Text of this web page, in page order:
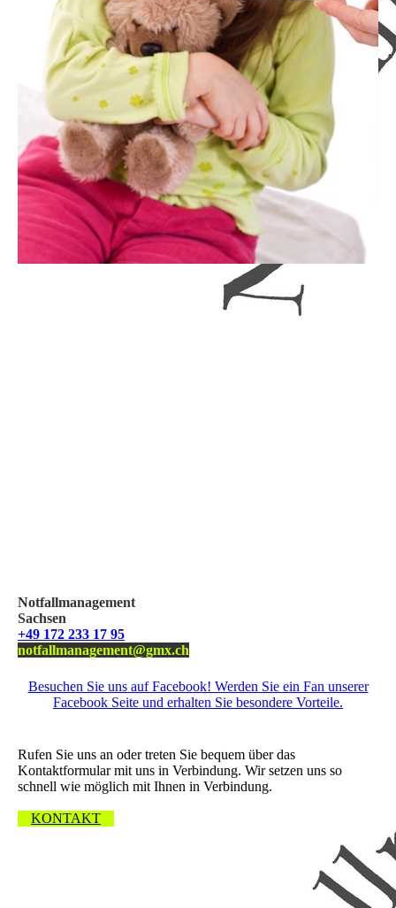
Notfallmanagement
Sachsen
+49 172 233 17 95
notfallmanagement@gmx.ch
Besuchen Sie uns auf Facebook! Werden Sie ein Fan unserer
Facebook Seite und erhalten Sie besondere Vorteile.
Rufen Sie uns an oder treten Sie bequem über das
Kontaktformular mit uns in Verbindung. Wir setzen uns so
schnell wie möglich mit Ihnen in Verbindung.
KONTAKT